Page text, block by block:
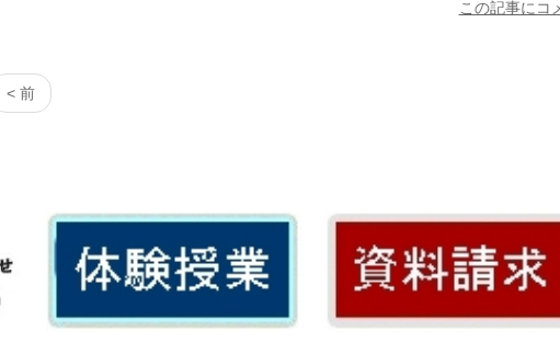
この記事にコ
< 前